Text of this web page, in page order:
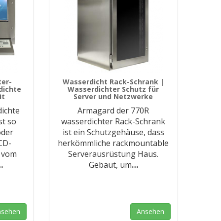
so
Wasserdicht Rack-Schrank |
Wasserdichter Schutz für
Server und Netzwerke
Armagard der 770R
wasserdichter Rack-Schrank
ist ein Schutzgehäuse, dass
herkömmliche rackmountable
Serverausrüstung Haus.
Gebaut, um…
Ansehen